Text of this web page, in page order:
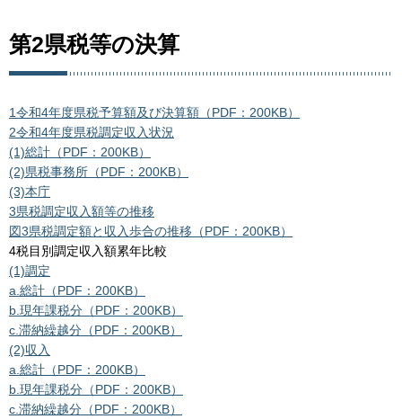
第2県税等の決算
1令和4年度県税予算額及び決算額（PDF：200KB）
2令和4年度県税調定収入状況
(1)総計（PDF：200KB）
(2)県税事務所（PDF：200KB）
(3)本庁
3県税調定収入額等の推移
図3県税調定額と収入歩合の推移（PDF：200KB）
4税目別調定収入額累年比較
(1)調定
a.総計（PDF：200KB）
b. 現年課税分（PDF：200KB）
c. 滞納繰越分（PDF：200KB）
(2)収入
a.総計（PDF：200KB）
b. 現年課税分（PDF：200KB）
c. 滞納繰越分（PDF：200KB）